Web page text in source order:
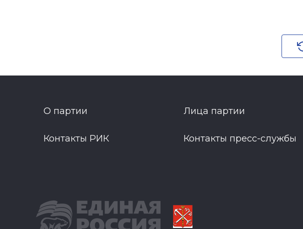
О партии Лица партии
Контакты РИК Контакты пресс-службы